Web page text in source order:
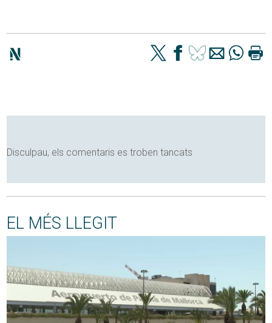
Disculpau, els comentaris es troben tancats
EL MÉS LLEGIT